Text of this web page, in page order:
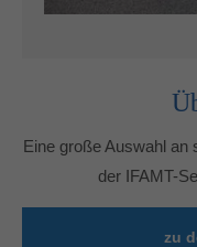
Eine große Auswahl an
der IFAMT-
zu